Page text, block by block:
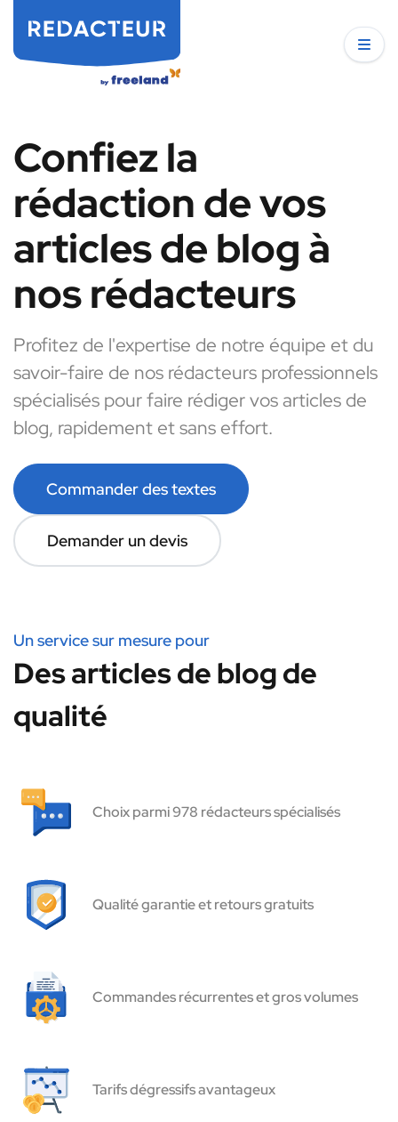
Confiez la
rédaction de vos
articles de blog à
nos rédacteurs
Profitez de l'expertise de notre équipe et du
savoir-faire de nos rédacteurs professionnels
spécialisés pour faire rédiger vos articles de
blog, rapidement et sans effort.
Commander des textes
Demander un devis
Un service sur mesure pour
Des articles de blog de
qualité
Choix parmi 978 rédacteurs spécialisés
Qualité garantie et retours gratuits
Commandes récurrentes et gros volumes
Tarifs dégressifs avantageux